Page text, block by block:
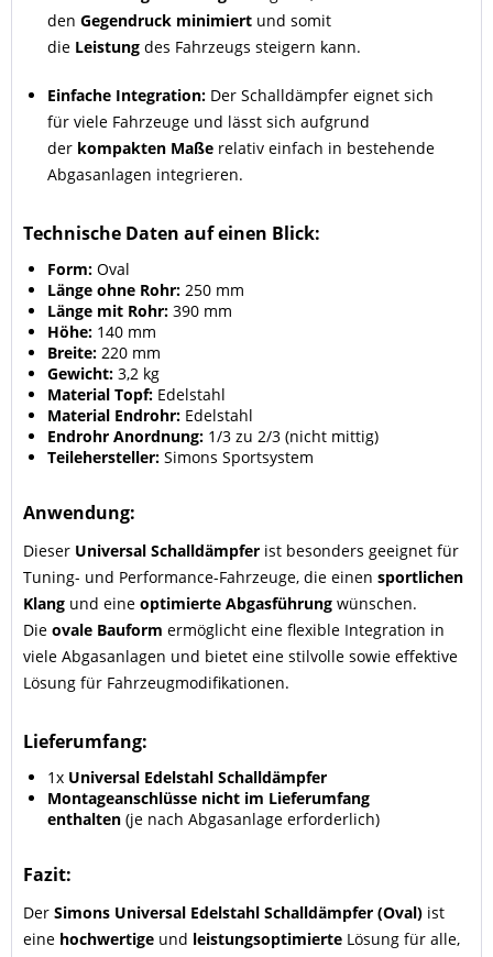
den Gegendruck minimiert und somit
die Leistung des Fahrzeugs steigern kann.
Einfache Integration: Der Schalldämpfer eignet sich
für viele Fahrzeuge und lässt sich aufgrund
der kompakten Maße relativ einfach in bestehende
Abgasanlagen integrieren.
Technische Daten auf einen Blick:
Form: Oval
Länge ohne Rohr: 250 mm
Länge mit Rohr: 390 mm
Höhe: 140 mm
Breite: 220 mm
Gewicht: 3,2 kg
Material Topf: Edelstahl
Material Endrohr: Edelstahl
Endrohr Anordnung: 1/3 zu 2/3 (nicht mittig)
Teilehersteller: Simons Sportsystem
Anwendung:
Dieser Universal Schalldämpfer ist besonders geeignet für
Tuning- und Performance-Fahrzeuge, die einen sportlichen
Klang und eine optimierte Abgasführung wünschen.
Die ovale Bauform ermöglicht eine flexible Integration in
viele Abgasanlagen und bietet eine stilvolle sowie effektive
Lösung für Fahrzeugmodifikationen.
Lieferumfang:
1x Universal Edelstahl Schalldämpfer
Montageanschlüsse nicht im Lieferumfang
enthalten (je nach Abgasanlage erforderlich)
Fazit:
Der Simons Universal Edelstahl Schalldämpfer (Oval) ist
eine hochwertige und leistungsoptimierte Lösung für alle,